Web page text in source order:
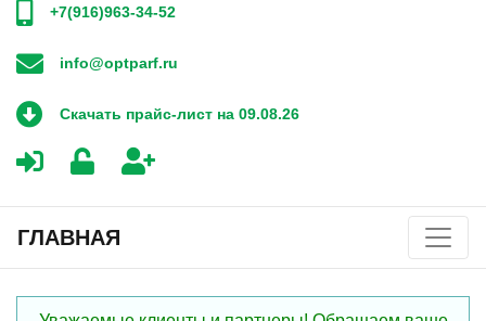
+7(916)963-34-52
info@optparf.ru
Скачать прайс-лист на 09.08.26
ГЛАВНАЯ